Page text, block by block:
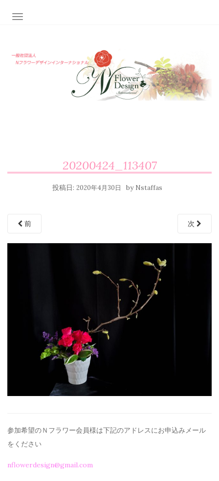
ナビゲーション切り替え
20200424_113407
投稿日: 2020年4月30日 by Nstaffas
前 次
参加希望のＮフラワー会員様は下記のアドレスにお申込みメール
を ください
nflowerdesign@gmail.com